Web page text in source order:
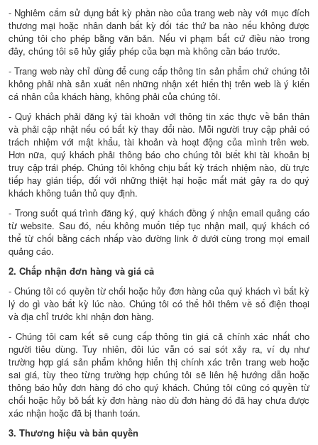
- Nghiêm cấm sử dụng bất kỳ phần nào của trang web này với mục đích
thương mại hoặc nhân danh bất kỳ đối tác thứ ba nào nếu không được
chúng tôi cho phép bằng văn bản. Nếu vi phạm bất cứ điều nào trong
đây, chúng tôi sẽ hủy giấy phép của bạn mà không cần báo trước.
- Trang web này chỉ dùng để cung cấp thông tin sản phẩm chứ chúng tôi
không phải nhà sản xuất nên những nhận xét hiển thị trên web là ý kiến
cá nhân của khách hàng, không phải của chúng tôi.
- Quý khách phải đăng ký tài khoản với thông tin xác thực về bản thân
và phải cập nhật nếu có bất kỳ thay đổi nào. Mỗi người truy cập phải có
trách nhiệm với mật khẩu, tài khoản và hoạt động của mình trên web.
Hơn nữa, quý khách phải thông báo cho chúng tôi biết khi tài khoản bị
truy cập trái phép. Chúng tôi không chịu bất kỳ trách nhiệm nào, dù trực
tiếp hay gián tiếp, đối với những thiệt hại hoặc mất mát gây ra do quý
khách không tuân thủ quy định.
- Trong suốt quá trình đăng ký, quý khách đồng ý nhận email quảng cáo
từ website. Sau đó, nếu không muốn tiếp tục nhận mail, quý khách có
thể từ chối bằng cách nhấp vào đường link ở dưới cùng trong mọi email
quảng cáo.
2. Chấp nhận đơn hàng và giá cả
- Chúng tôi có quyền từ chối hoặc hủy đơn hàng của quý khách vì bất kỳ
lý do gì vào bất kỳ lúc nào. Chúng tôi có thể hỏi thêm về số điện thoại
và địa chỉ trước khi nhận đơn hàng.
- Chúng tôi cam kết sẽ cung cấp thông tin giá cả chính xác nhất cho
người tiêu dùng. Tuy nhiên, đôi lúc vẫn có sai sót xảy ra, ví dụ như
trường hợp giá sản phẩm không hiển thị chính xác trên trang web hoặc
sai giá, tùy theo từng trường hợp chúng tôi sẽ liên hệ hướng dẫn hoặc
thông báo hủy đơn hàng đó cho quý khách. Chúng tôi cũng có quyền từ
chối hoặc hủy bỏ bất kỳ đơn hàng nào dù đơn hàng đó đã hay chưa được
xác nhận hoặc đã bị thanh toán.
3. Thương hiệu và bản quyền